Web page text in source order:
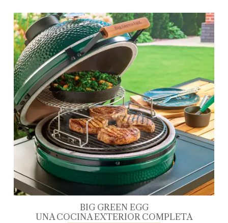
BIG GREEN EGG
UNA COCINA EXTERIOR COMPLETA